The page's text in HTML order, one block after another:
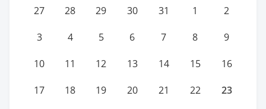
27 28 29 30 31 1 2
3 4 5 6 7 8 9
10 11 12 13 14 15 16
17 18 19 20 21 22 23